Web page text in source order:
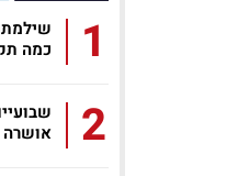
1
כמה
2
אושרה